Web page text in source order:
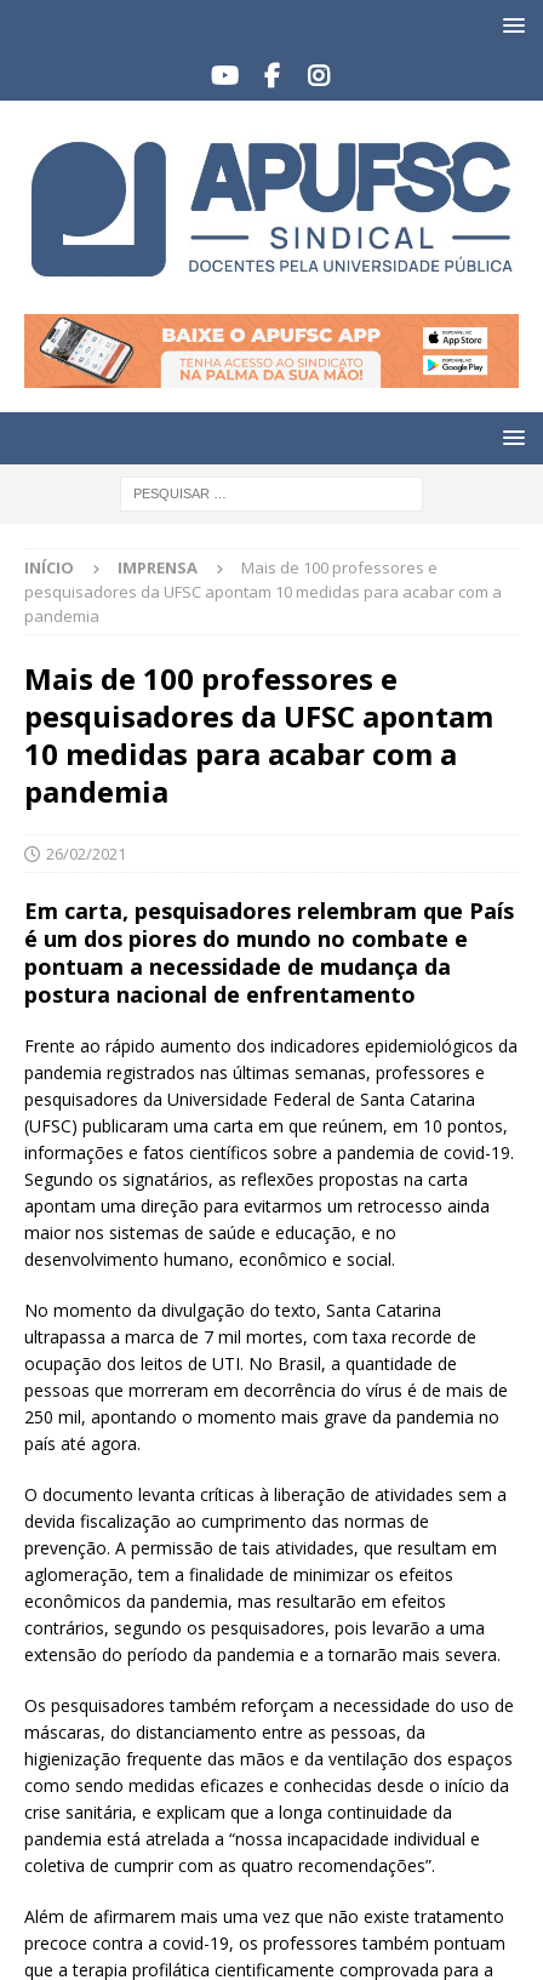
INÍCIO IMPRENSA
Mais de 100 professores e
pesquisadores da UFSC apontam 10 medidas para acabar com a
pandemia
Mais de 100 professores e
pesquisadores da UFSC apontam
10 medidas para acabar com a
pandemia
26/02/2021
Em carta, pesquisadores relembram que País
é um dos piores do mundo no combate e
pontuam a necessidade de mudança da
postura nacional de enfrentamento
Frente ao rápido aumento dos indicadores epidemiológicos da
pandemia registrados nas últimas semanas, professores e
pesquisadores da Universidade Federal de Santa Catarina
(UFSC) publicaram uma carta em que reúnem, em 10 pontos,
informações e fatos científicos sobre a pandemia de covid-19.
Segundo os signatários, as reflexões propostas na carta
apontam uma direção para evitarmos um retrocesso ainda
maior nos sistemas de saúde e educação, e no
desenvolvimento humano, econômico e social.
No momento da divulgação do texto, Santa Catarina
ultrapassa a marca de 7 mil mortes, com taxa recorde de
ocupação dos leitos de UTI. No Brasil, a quantidade de
pessoas que morreram em decorrência do vírus é de mais de
250 mil, apontando o momento mais grave da pandemia no
país até agora.
O documento levanta críticas à liberação de atividades sem a
devida fiscalização ao cumprimento das normas de
prevenção. A permissão de tais atividades, que resultam em
aglomeração, tem a finalidade de minimizar os efeitos
econômicos da pandemia, mas resultarão em efeitos
contrários, segundo os pesquisadores, pois levarão a uma
extensão do período da pandemia e a tornarão mais severa.
Os pesquisadores também reforçam a necessidade do uso de
máscaras, do distanciamento entre as pessoas, da
higienização frequente das mãos e da ventilação dos espaços
como sendo medidas eficazes e conhecidas desde o início da
crise sanitária, e explicam que a longa continuidade da
pandemia está atrelada a “nossa incapacidade individual e
coletiva de cumprir com as quatro recomendações”.
Além de afirmarem mais uma vez que não existe tratamento
precoce contra a covid-19, os professores também pontuam
que a terapia profilática cientificamente comprovada para a